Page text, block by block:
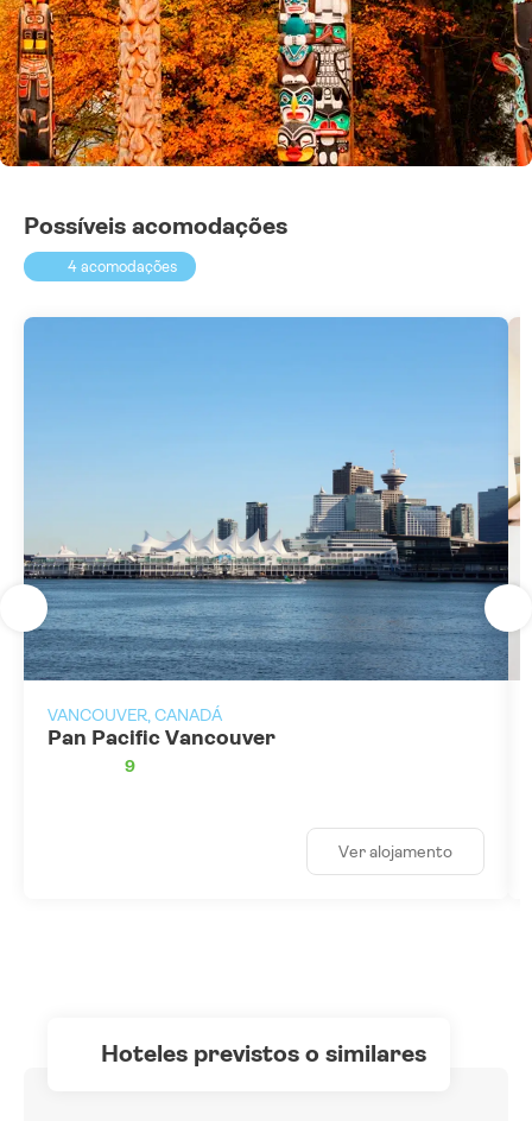
Possíveis acomodações
4 acomodações
VANCOUVER, CANADÁ
Pan Pacific Vancouver
9
Ver alojamento
hoteles previstos o similares